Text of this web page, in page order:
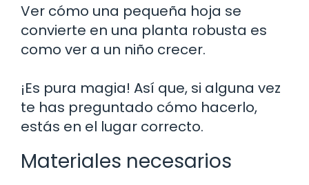
Ver cómo una pequeña hoja se
convierte en una planta robusta es
como ver a un niño crecer.
¡Es pura magia! Así que, si alguna vez
te has preguntado cómo hacerlo,
estás en el lugar correcto.
Materiales necesarios